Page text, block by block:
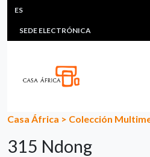
Pasar al contenido principal
HEADER MENU
MULTIMEDIA
SEDE ELECTRÓNICA
ES
Casa África > Colección
315 Ndong